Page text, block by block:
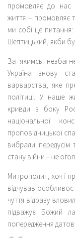
промовляє до нас
життя – промовляє
ми собі це
Шептицький, якби
За якимсь
Україна знову
варварства, яке
політиці. У наше
кривди з боку
національної
проповідницької
вибрали передусім
стану війни – не
Митрополит, хоч і
відчував
чуття відразу
підважує Божий
попередження